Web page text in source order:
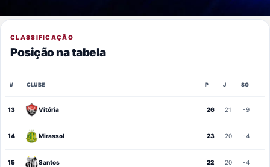
CLASSIFICAÇÃO
Posição na tabela
# CLUBE P J SG
13 Vitória 26 21 -9
14 Mirassol 23 20 -4
15 Santos 22 20 -4